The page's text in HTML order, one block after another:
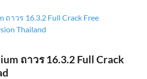
ถาวร 16.3.2 Full Crack